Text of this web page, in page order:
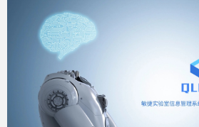
实能够帮助实验室提高综合效能30-50%以上。